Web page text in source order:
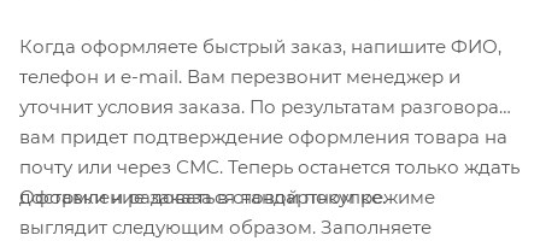
точки зрения легкости, жесткости и стабильности.
Геометрия тела: Продукты Specialized Body
Geometry влияют на точки контакта между
гонщиком и велосипедом. Они разработаны в
сотрудничестве с врачами, учеными и
спортсменами для повышения
Когда оформляете быстрый заказ, напишите ФИО,
телефон и e-mail. Вам перезвонит менеджер и
уточнит условия заказа. По результатам разговора
вам придет подтверждение оформления товара на
почту или через СМС. Теперь останется только ждать
доставки и радоваться новой покупке.
Оформление заказа в стандартном режиме
выглядит следующим образом. Заполняете